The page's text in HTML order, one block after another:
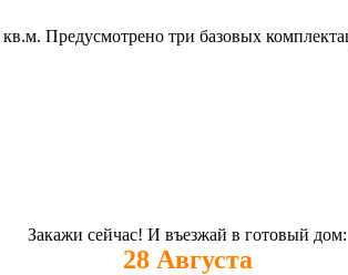
Предусмотрено три базовых
Закажи сейчас! И въезжай в готовый дом:
28 Августа